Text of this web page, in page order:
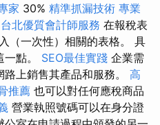
家 30% 精準抓漏技術 專業
台北優質會計師服務 在報稅表
（一次性）相關的表格。 具
點。 SEO最佳實踐 企業需
上銷售其產品和服務。 高
推薦 也可以對任何應稅商品
營業執照號碼可以在身分證